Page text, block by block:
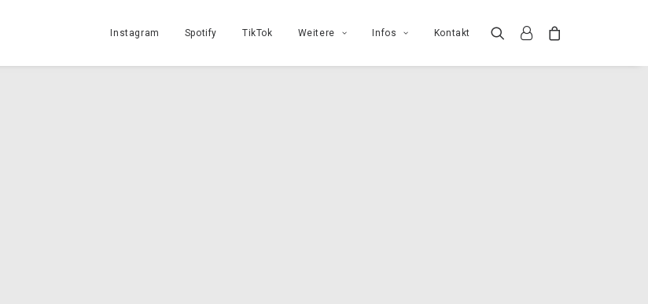
Instagram Spotify TikTok Weitere Infos Kontakt